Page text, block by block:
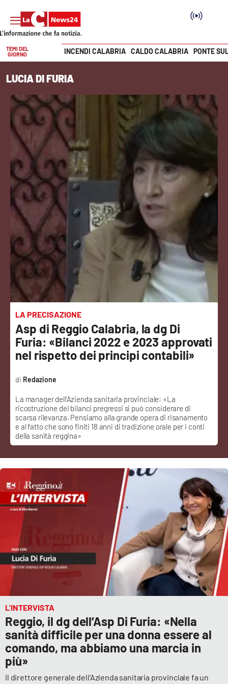
SEZIONI
Cronaca
Politica
Attualità
Economia e lavoro
Italia Mondo
Sanità
Sport
Cultura
Podcast
Meteo
Editoriali
VIDEO
Ambiente
Cultura
Economia e Lavoro
Politica
Sanità
Sport
RUBRICHE
Good Morning Vietnam
Vai
TEMI DEL
GIORNO
INCENDI CALABRIA CALDO CALABRIA PONTE
LUCIA DI FURIA
LA PRECISAZIONE
Asp di Reggio Calabria, la dg Di
Furia: «Bilanci 2022 e 2023 approvati
nel rispetto dei principi contabili»
La manager dell’Azienda sanitaria provinciale: «La
ricostruzione dei bilanci pregressi si può considerare di
scarsa rilevanza. Pensiamo alla grande opera di risanamento
e al fatto che sono finiti 18 anni di tradizione orale per i conti
della sanità reggina»
Redazione
L’INTERVISTA
Reggio, il dg dell’Asp Di Furia: «Nella
sanità difficile per una donna essere al
comando, ma abbiamo una marcia in
più»
Il direttore generale dell’Azienda sanitaria provinciale fa un